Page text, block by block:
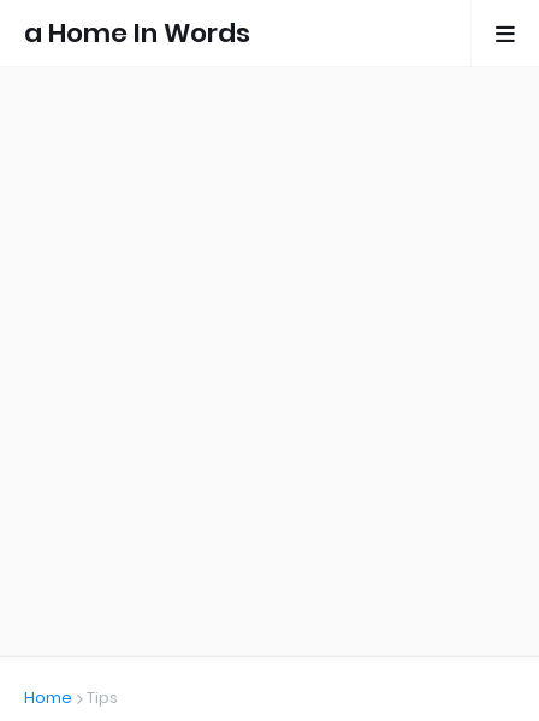
a Home In Words
Home Tips